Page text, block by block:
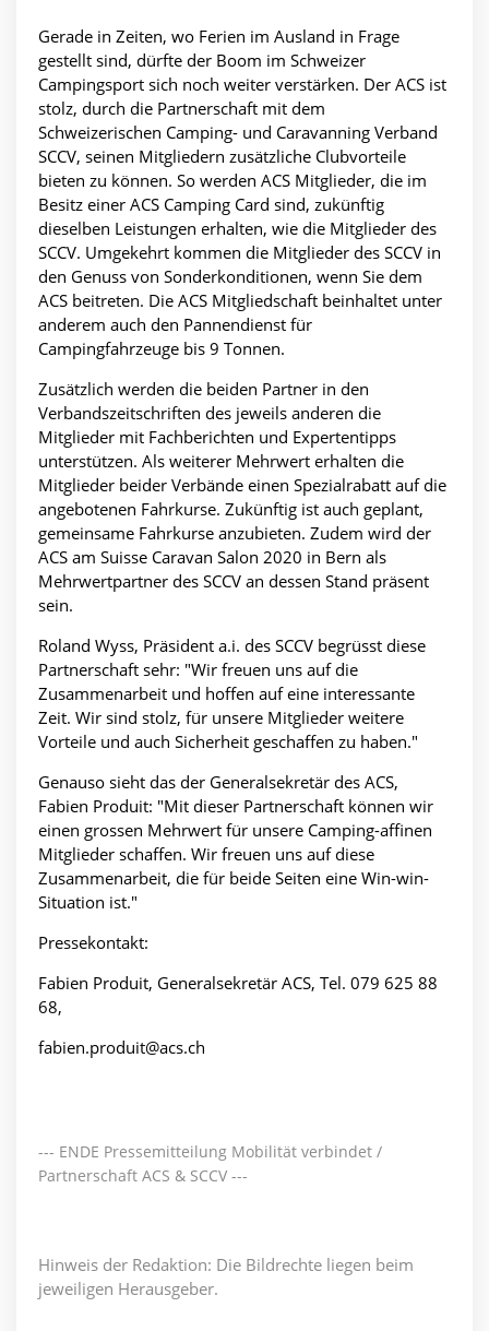
Gerade in Zeiten, wo Ferien im Ausland in Frage
gestellt sind, dürfte der Boom im Schweizer
Campingsport sich noch weiter verstärken. Der ACS ist
stolz, durch die Partnerschaft mit dem
Schweizerischen Camping- und Caravanning Verband
SCCV, seinen Mitgliedern zusätzliche Clubvorteile
bieten zu können. So werden ACS Mitglieder, die im
Besitz einer ACS Camping Card sind, zukünftig
dieselben Leistungen erhalten, wie die Mitglieder des
SCCV. Umgekehrt kommen die Mitglieder des SCCV in
den Genuss von Sonderkonditionen, wenn Sie dem
ACS beitreten. Die ACS Mitgliedschaft beinhaltet unter
anderem auch den Pannendienst für
Campingfahrzeuge bis 9 Tonnen.
Zusätzlich werden die beiden Partner in den
Verbandszeitschriften des jeweils anderen die
Mitglieder mit Fachberichten und Expertentipps
unterstützen. Als weiterer Mehrwert erhalten die
Mitglieder beider Verbände einen Spezialrabatt auf die
angebotenen Fahrkurse. Zukünftig ist auch geplant,
gemeinsame Fahrkurse anzubieten. Zudem wird der
ACS am Suisse Caravan Salon 2020 in Bern als
Mehrwertpartner des SCCV an dessen Stand präsent
sein.
Roland Wyss, Präsident a.i. des SCCV begrüsst diese
Partnerschaft sehr: "Wir freuen uns auf die
Zusammenarbeit und hoffen auf eine interessante
Zeit. Wir sind stolz, für unsere Mitglieder weitere
Vorteile und auch Sicherheit geschaffen zu haben."
Genauso sieht das der Generalsekretär des ACS,
Fabien Produit: "Mit dieser Partnerschaft können wir
einen grossen Mehrwert für unsere Camping-affinen
Mitglieder schaffen. Wir freuen uns auf diese
Zusammenarbeit, die für beide Seiten eine Win-win-
Situation ist."
Pressekontakt:
Fabien Produit, Generalsekretär ACS, Tel. 079 625 88
68,
fabien.produit@acs.ch
--- ENDE Pressemitteilung Mobilität verbindet /
Partnerschaft ACS & SCCV ---
Hinweis der Redaktion: Die Bildrechte liegen beim
jeweiligen Herausgeber.